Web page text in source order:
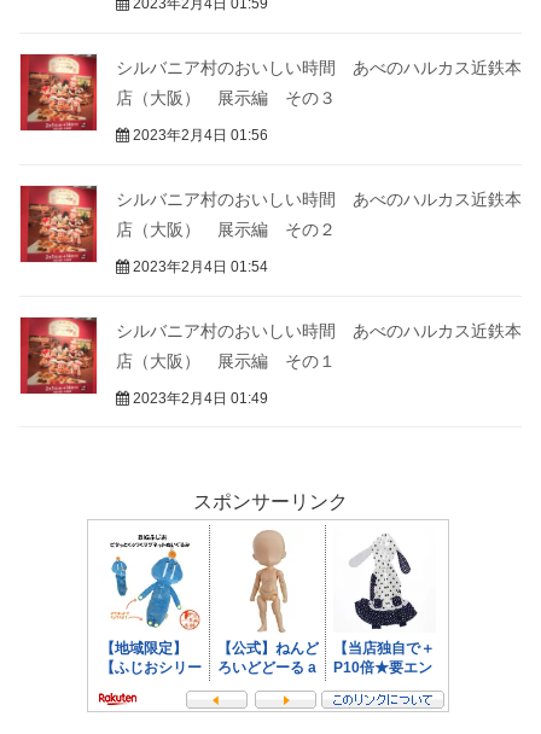
2023年2月4日 01:59
シルバニア村のおいしい時間 あべのハルカス近鉄本
店（大阪） 展示編 その３
2023年2月4日 01:56
シルバニア村のおいしい時間 あべのハルカス近鉄本
店（大阪） 展示編 その２
2023年2月4日 01:54
シルバニア村のおいしい時間 あべのハルカス近鉄本
店（大阪） 展示編 その１
2023年2月4日 01:49
スポンサーリンク